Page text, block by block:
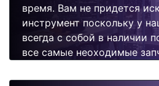
время. Вам не придется
инструмент поскольку у
всегда с собой в наличии
все самые неоходимые
качественно и недорого.